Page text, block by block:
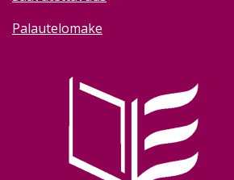
Palautelomake